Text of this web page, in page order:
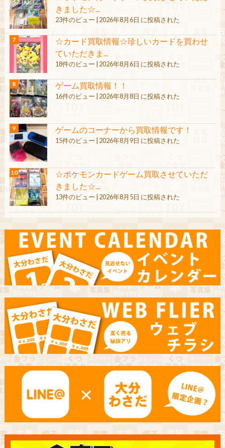
きました☆...
23件のビュー | 2026年8月6日 に投稿された
☆カード買取情報☆珍しいカードを買わせ
ていただきま...
18件のビュー | 2026年8月6日 に投稿された
ゲーム買取情報！！
16件のビュー | 2026年8月8日 に投稿された
ゲームのコーナーから買取情報です！
15件のビュー | 2026年8月9日 に投稿された
☆ポケモンカードゲーム買取させていただ
きました☆...
13件のビュー | 2026年8月5日 に投稿された